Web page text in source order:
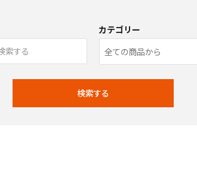
カテゴリー
検索する